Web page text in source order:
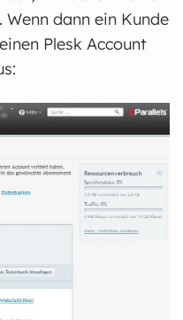
dann ein Kunde
Plesk Account